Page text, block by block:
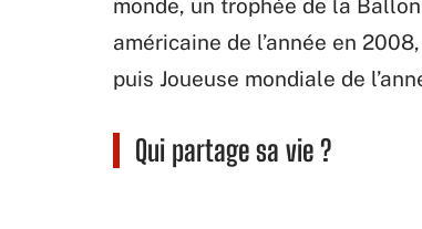
monde, un trophée de la
américaine de l’année en
puis Joueuse mondiale de
Qui partage sa vie ?